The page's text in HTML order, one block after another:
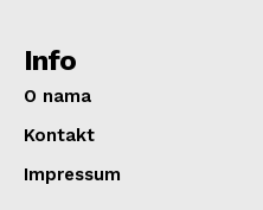
Info
O nama
Kontakt
Impressum